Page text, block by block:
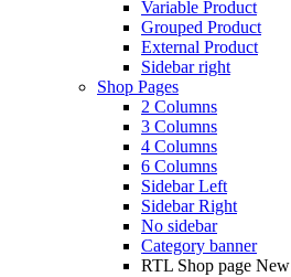
Variable Product
Grouped Product
External Product
Sidebar right
Shop Pages
2 Columns
3 Columns
4 Columns
6 Columns
Sidebar Left
Sidebar Right
No sidebar
Category banner
RTL Shop page New